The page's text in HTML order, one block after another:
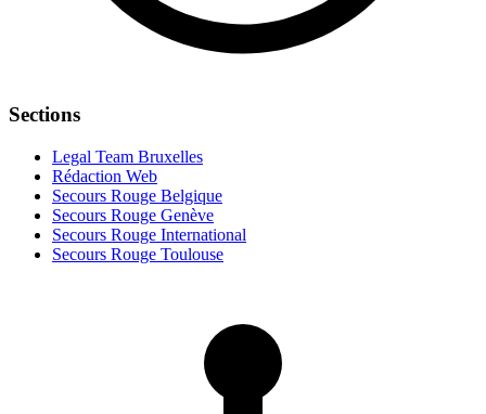
Sections
Legal Team Bruxelles
Rédaction Web
Secours Rouge Belgique
Secours Rouge Genève
Secours Rouge International
Secours Rouge Toulouse